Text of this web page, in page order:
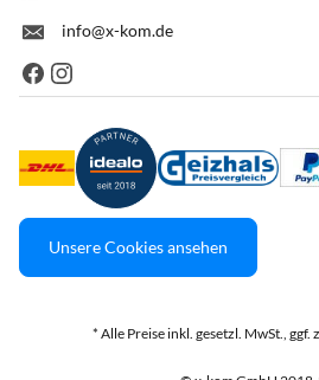
info@x-kom.de
Unsere Cookies ansehen
* Alle Preise inkl. gesetzl. MwSt., ggf.